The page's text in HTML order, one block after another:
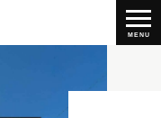
MENU